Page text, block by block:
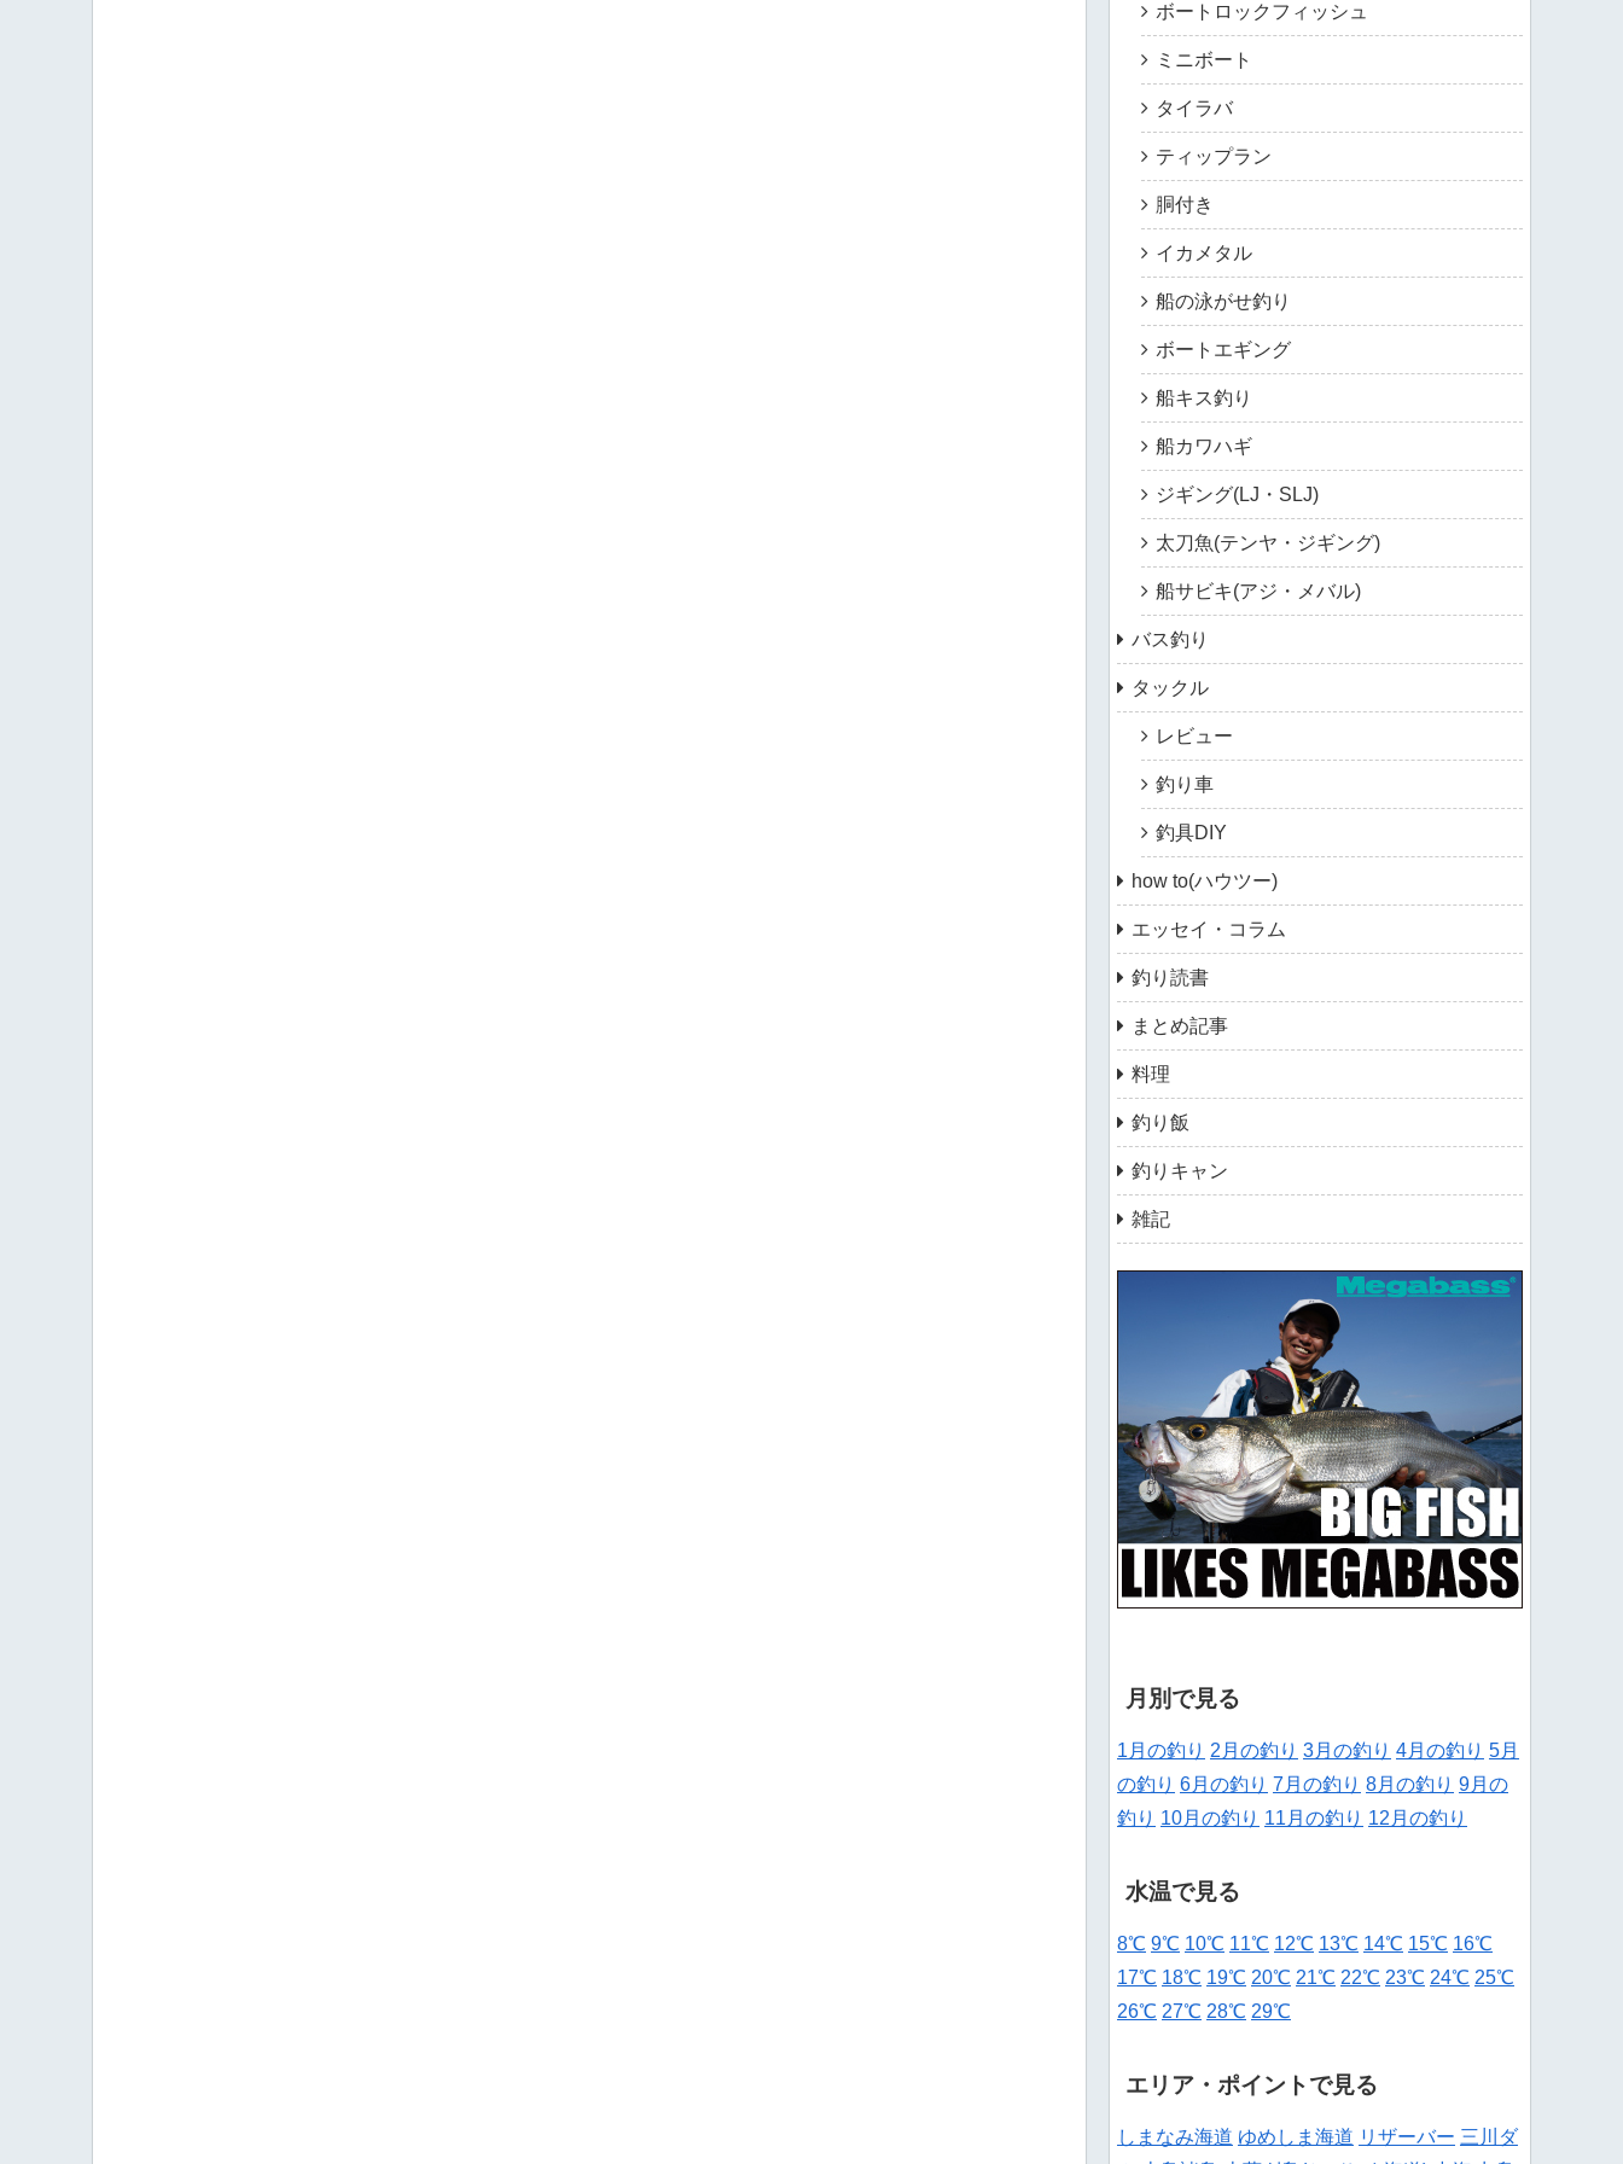
ボートロックフィッシュ
ミニボート
タイラバ
ティップラン
胴付き
イカメタル
船の泳がせ釣り
ボートエギング
船キス釣り
船カワハギ
ジギング(LJ・SLJ)
太刀魚(テンヤ・ジギング)
船サビキ(アジ・メバル)
バス釣り
タックル
レビュー
釣り車
釣具DIY
how to(ハウツー)
エッセイ・コラム
釣り読書
まとめ記事
料理
釣り飯
釣りキャン
雑記
月別で見る
1月の釣り 2月の釣り 3月の釣り 4月の釣り 5月
の釣り 6月の釣り 7月の釣り 8月の釣り 9月の
釣り 10月の釣り 11月の釣り 12月の釣り
水温で見る
8℃ 9℃ 10℃ 11℃ 12℃ 13℃ 14℃ 15℃ 16℃
17℃ 18℃ 19℃ 20℃ 21℃ 22℃ 23℃ 24℃ 25℃
26℃ 27℃ 28℃ 29℃
エリア・ポイントで見る
しまなみ海道 ゆめしま海道 リザーバー 三川ダ